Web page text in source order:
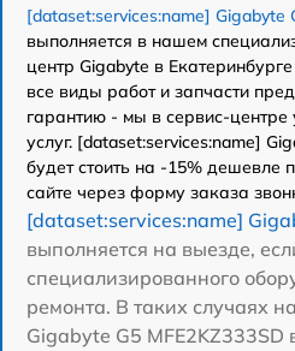
[dataset:services:name] Gigabyte
выполняется в нашем
центр Gigabyte в
все виды работ и запчасти
гарантию - мы в сервис-
услуг. [dataset:services:name]
будет стоить на -15% дешевле
сайте через форму заказа
[dataset:services:name]
выполняется на выезде,
специализированного
ремонта. В таких случаях
Gigabyte G5 MFE2KZ333SD